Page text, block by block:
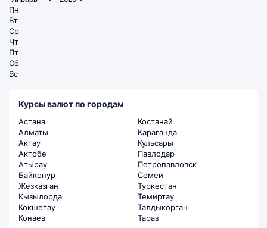
Пн
Вт
Ср
Чт
Пт
Сб
Вс
Курсы валют по городам
Астана
Алматы
Актау
Актобе
Атырау
Байконур
Жезказган
Кызылорда
Кокшетау
Конаев
Костанай
Караганда
Кульсары
Павлодар
Петропавловск
Семей
Туркестан
Темиртау
Талдыкорган
Тараз